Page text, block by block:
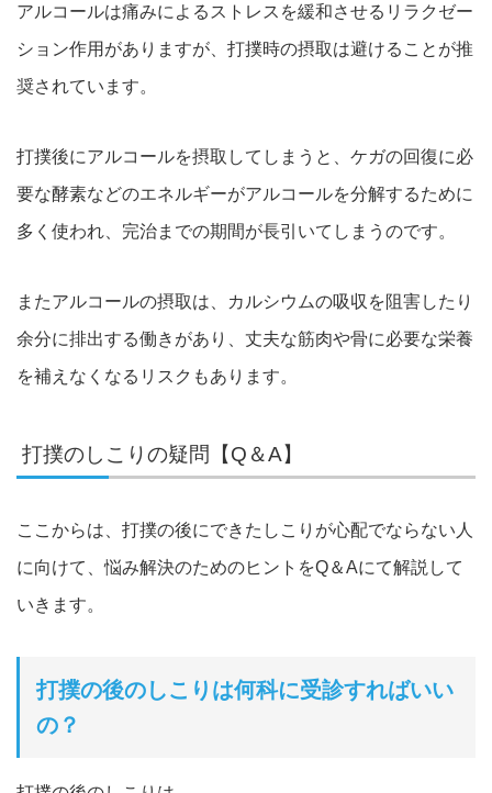
アルコールは痛みによるストレスを緩和させるリラクゼー
ション作用がありますが、打撲時の摂取は避けることが推
奨されています。
打撲後にアルコールを摂取してしまうと、ケガの回復に必
要な酵素などのエネルギーがアルコールを分解するために
多く使われ、完治までの期間が長引いてしまうのです。
またアルコールの摂取は、カルシウムの吸収を阻害したり
余分に排出する働きがあり、丈夫な筋肉や骨に必要な栄養
を補えなくなるリスクもあります。
打撲のしこりの疑問【Q＆A】
ここからは、打撲の後にできたしこりが心配でならない人
に向けて、悩み解決のためのヒントをQ＆Aにて解説して
いきます。
打撲の後のしこりは何科に受診すればいい
の？